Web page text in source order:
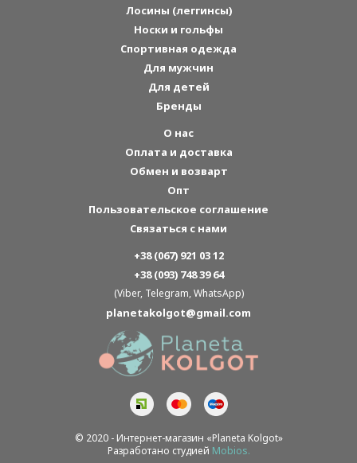
© 2020 - Интернет-магазин «Planeta Kolgot»
Разработано студией Mobios.
Лосины (леггинсы)
Носки и гольфы
Спортивная одежда
Для мужчин
Для детей
Бренды
О нас
Оплата и доставка
Обмен и возварт
Опт
Пользовательское соглашение
Связаться с нами
+38 (067) 921 03 12
+38 (093) 748 39 64
(Viber, Telegram, WhatsApp)
planetakolgot@gmail.com